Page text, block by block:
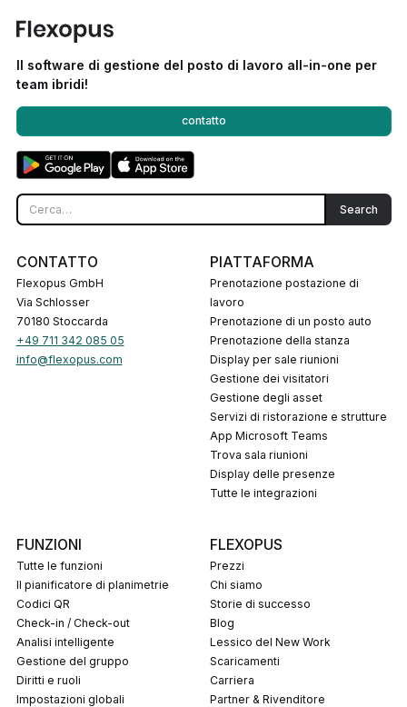
Il software di gestione del posto di lavoro all-in-one per
team ibridi!
contatto
CONTATTO
Flexopus GmbH
Via Schlosser
70180 Stoccarda
+49 711 342 085 05
info@flexopus.com
PIATTAFORMA
Prenotazione postazione di
lavoro
Prenotazione di un posto auto
Prenotazione della stanza
Display per sale riunioni
Gestione dei visitatori
Gestione degli asset
Servizi di ristorazione e strutture
App Microsoft Teams
Trova sala riunioni
Display delle presenze
Tutte le integrazioni
FUNZIONI
Tutte le funzioni
Il pianificatore di planimetrie
codici QR
Check-in / Check-out
Analisi intelligente
Gestione del gruppo
Diritti e ruoli
Impostazioni globali
FLEXOPUS
Prezzi
Chi siamo
Storie di successo
Blog
Lessico del New Work
Scaricamenti
Carriera
Partner & Rivenditore